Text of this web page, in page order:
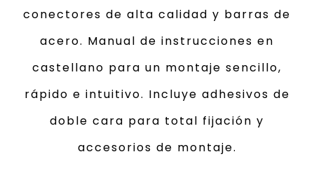
conectores de alta calidad y barras de
acero. Manual de instrucciones en
castellano para un montaje sencillo,
rápido e intuitivo. Incluye adhesivos de
doble cara para total fijación y
accesorios de montaje.